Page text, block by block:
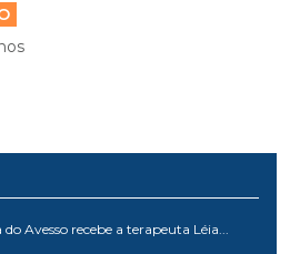
Avesso recebe a terapeuta Léia...